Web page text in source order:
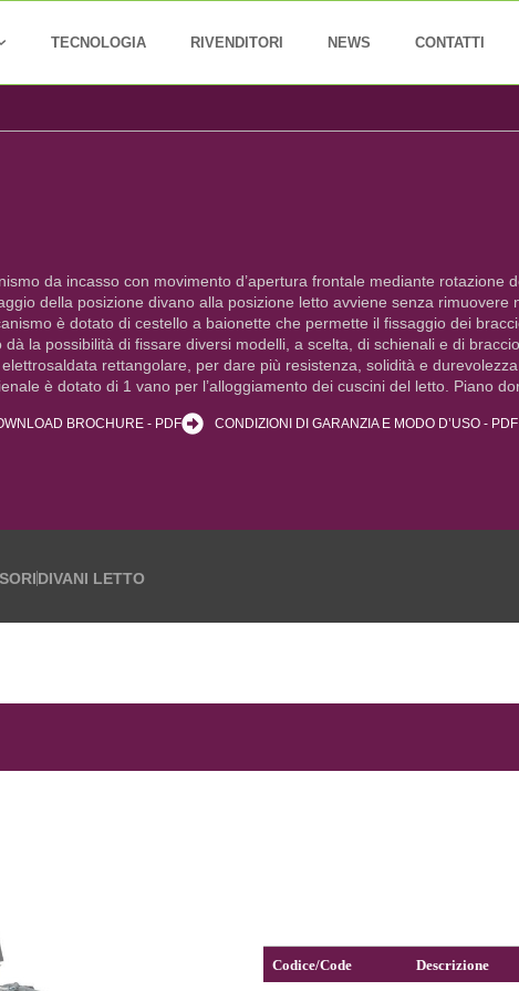
TECNOLOGIA RIVENDITORI NEWS CONTATTI
da incasso con movimento d’apertura frontale mediante rotazione
della posizione divano alla posizione letto avviene senza rimuovere
è dotato di cestello a baionette che permette il fissaggio dei
dà la possibilità di fissare diversi modelli, a scelta, di schienali e di
rettangolare, per dare più resistenza, solidità e
è dotato di 1 vano per l’alloggiamento dei cuscini del letto. Piano
BROCHURE - PDF CONDIZIONI DI GARANZIA E MODO D’USO - PDF
DIVANI LETTO
Codice/Code Descrizione